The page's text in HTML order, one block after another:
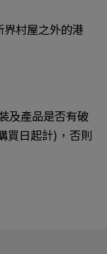
界村屋之外的港
及產品是否有破
買日起計)，否則